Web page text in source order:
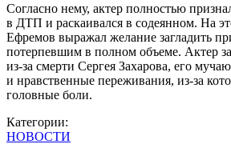
Согласно нему, актер полностью
в ДТП и раскаивался в содеянном. На
Ефремов выражал желание загладить
потерпевшим в полном объеме. Актер
из-за смерти Сергея Захарова, его
и нравственные переживания, из-за
головные боли.
Категории:
НОВОСТИ